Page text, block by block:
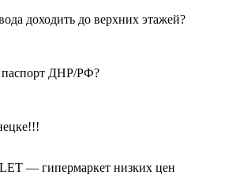
доходить до верхних этажей?
паспорт ДНР/РФ?